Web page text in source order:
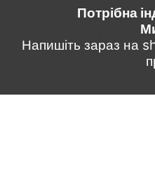
Потрібна
Напишіть зараз на